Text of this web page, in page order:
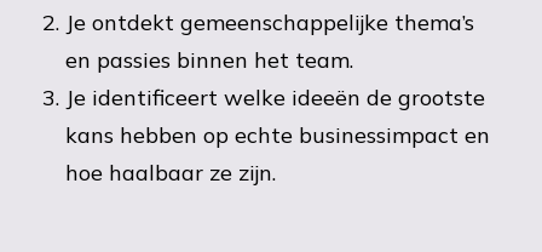
Je ontdekt gemeenschappelijke thema’s
en passies binnen het team.
Je identificeert welke ideeën de grootste
kans hebben op echte businessimpact en
hoe haalbaar ze zijn.